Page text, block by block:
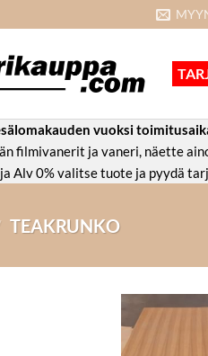
vuoksi
filmivanerit ja vaneri, näette
Alv 0% valitse tuote ja pyydä
TEAKRUNKO